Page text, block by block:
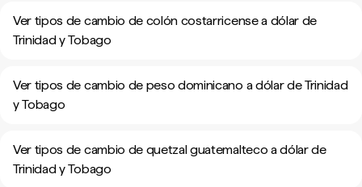
Ver tipos de cambio de colón costarricense a dólar de
Trinidad y Tobago
Ver tipos de cambio de peso dominicano a dólar de Trinidad
y Tobago
Ver tipos de cambio de quetzal guatemalteco a dólar de
Trinidad y Tobago